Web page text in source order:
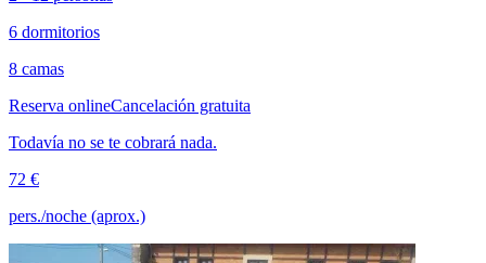
6 dormitorios
8 camas
Reserva onlineCancelación gratuita
Todavía no se te cobrará nada.
72 €
pers./noche (aprox.)